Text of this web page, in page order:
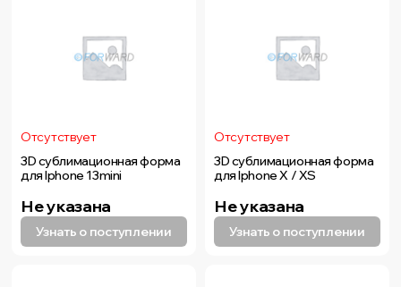
Отсутствует
3D сублимационная форма
для Iphone 13mini
Не указана
Узнать о поступлении
Отсутствует
3D сублимационная форма
для Iphone X / XS
Не указана
Узнать о поступлении